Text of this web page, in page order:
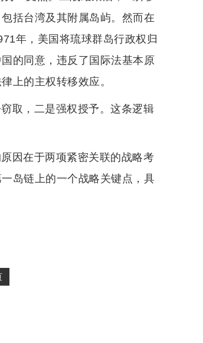
括台湾及其附属岛屿。然而在
年，美国将琉球群岛行政权归
的同意，违反了国际法基本原
上的主权转移效应。
取，二是强权授予。这条逻辑
因在于两项紧密关联的战略考
岛链上的一个战略关键点，具